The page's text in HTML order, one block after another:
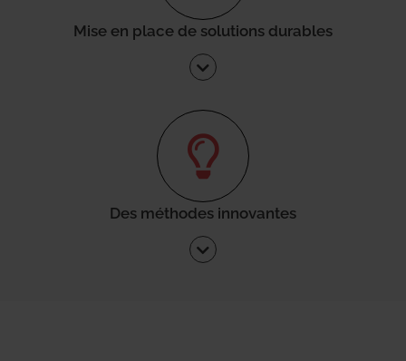
Mise en place de solutions durables
Des méthodes innovantes